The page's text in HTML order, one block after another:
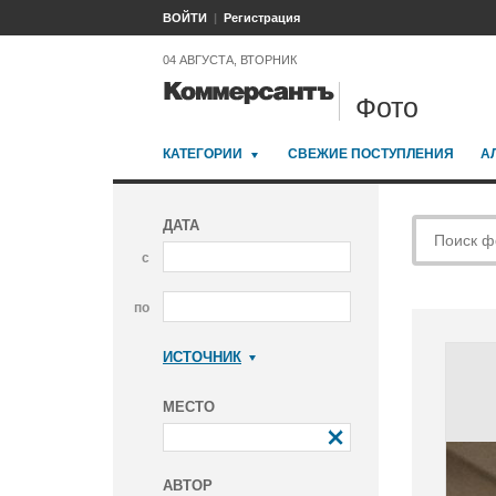
ВОЙТИ Регистрация
04 АВГУСТА, ВТОРНИК
Фото
КАТЕГОРИИ СВЕЖИЕ ПОСТУПЛЕНИЯ
ДАТА
с
по
ИСТОЧНИК
МЕСТО
АВТОР